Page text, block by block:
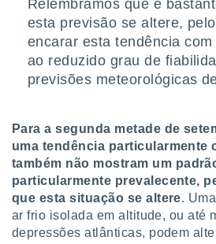
Relembramos que é
esta previsão se altere,
encarar esta tendência
ao reduzido grau de
previsões meteorológicas
Para a segunda metade de
uma tendência particularmente
também não mostram um
particularmente prevalecente,
que esta situação se altere.
ar frio isolada em altitude, ou até
depressões atlânticas, podem